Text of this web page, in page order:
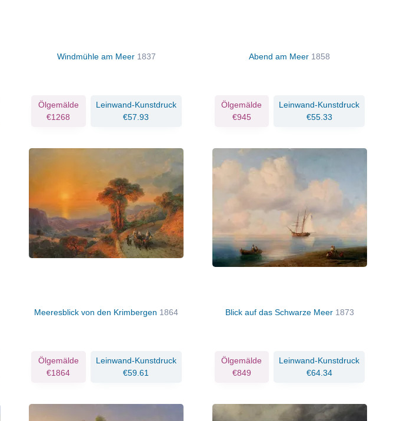
Windmühle am Meer 1837
Ölgemälde
€1268
Leinwand-Kunstdruck
€57.93
Abend am Meer 1858
Ölgemälde
€945
Leinwand-Kunstdruck
€55.33
Meeresblick von den Krimbergen 1864
Ölgemälde
€1864
Leinwand-Kunstdruck
€59.61
Blick auf das Schwarze Meer 1873
Ölgemälde
€849
Leinwand-Kunstdruck
€64.34